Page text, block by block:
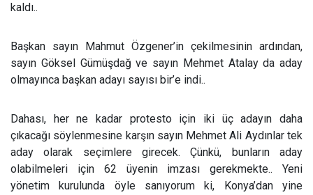
kaldı..
Başkan sayın Mahmut Özgener’in çekilmesinin ardından,
sayın Göksel Gümüşdağ ve sayın Mehmet Atalay da aday
olmayınca başkan adayı sayısı bir’e indi..
Dahası, her ne kadar protesto için iki üç adayın daha
çıkacağı söylenmesine karşın sayın Mehmet Ali Aydınlar tek
aday olarak seçimlere girecek. Çünkü, bunların aday
olabilmeleri için 62 üyenin imzası gerekmekte.. Yeni
yönetim kurulunda öyle sanıyorum ki, Konya’dan yine